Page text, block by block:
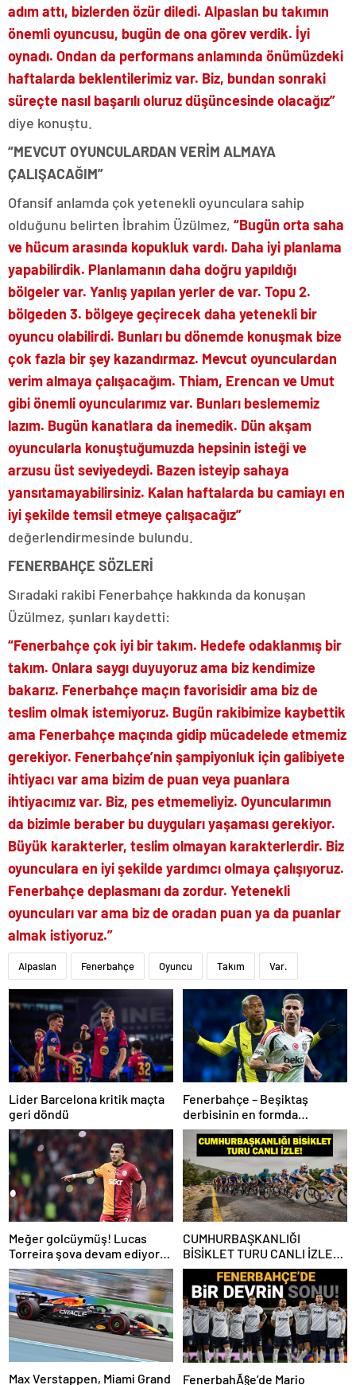
adım attı, bizlerden özür diledi. Alpaslan bu takımın
önemli oyuncusu, bugün de ona görev verdik. İyi
oynadı. Ondan da performans anlamında önümüzdeki
haftalarda beklentilerimiz var. Biz, bundan sonraki
süreçte nasıl başarılı oluruz düşüncesinde olacağız”
diye konuştu.
“MEVCUT OYUNCULARDAN VERİM ALMAYA
ÇALIŞACAĞIM”
Ofansif anlamda çok yetenekli oyunculara sahip
olduğunu belirten İbrahim Üzülmez, “Bugün orta saha
ve hücum arasında kopukluk vardı. Daha iyi planlama
yapabilirdik. Planlamanın daha doğru yapıldığı
bölgeler var. Yanlış yapılan yerler de var. Topu 2.
bölgeden 3. bölgeye geçirecek daha yetenekli bir
oyuncu olabilirdi. Bunları bu dönemde konuşmak bize
çok fazla bir şey kazandırmaz. Mevcut oyunculardan
verim almaya çalışacağım. Thiam, Erencan ve Umut
gibi önemli oyuncularımız var. Bunları beslememiz
lazım. Bugün kanatlara da inemedik. Dün akşam
oyuncularla konuştuğumuzda hepsinin isteği ve
arzusu üst seviyedeydi. Bazen isteyip sahaya
yansıtamayabilirsiniz. Kalan haftalarda bu camiayı en
iyi şekilde temsil etmeye çalışacağız”
değerlendirmesinde bulundu.
FENERBAHÇE SÖZLERİ
Sıradaki rakibi Fenerbahçe hakkında da konuşan
Üzülmez, şunları kaydetti:
“Fenerbahçe çok iyi bir takım. Hedefe odaklanmış bir
takım. Onlara saygı duyuyoruz ama biz kendimize
bakarız. Fenerbahçe maçın favorisidir ama biz de
teslim olmak istemiyoruz. Bugün rakibimize kaybettik
ama Fenerbahçe maçında gidip mücadelede etmemiz
gerekiyor. Fenerbahçe’nin şampiyonluk için galibiyete
ihtiyacı var ama bizim de puan veya puanlara
ihtiyacımız var. Biz, pes etmemeliyiz. Oyuncularımın
da bizimle beraber bu duyguları yaşaması gerekiyor.
Büyük karakterler, teslim olmayan karakterlerdir. Biz
oyunculara en iyi şekilde yardımcı olmaya çalışıyoruz.
Fenerbahçe deplasmanı da zordur. Yetenekli
oyuncuları var ama biz de oradan puan ya da puanlar
almak istiyoruz.”
Alpaslan Fenerbahçe Oyuncu Takım Var.
Lider Barcelona kritik maçta
geri döndü
Fenerbahçe – Beşiktaş
derbisinin en formda
ayakları: Anderson Talisca ve
Rafa Silva
Meğer golcüymüş! Lucas
Torreira şova devam ediyor…
CUMHURBAŞKANLIĞI
BİSİKLET TURU CANLI İZLE:
Cumhurbaşkanlığı Bisiklet
Yarışı Hangi Kanalda? İşte
İzmir Bisiklet Yarışı Bilgileri…
Max Verstappen, Miami Grand FenerbahÃ§e’de Mario